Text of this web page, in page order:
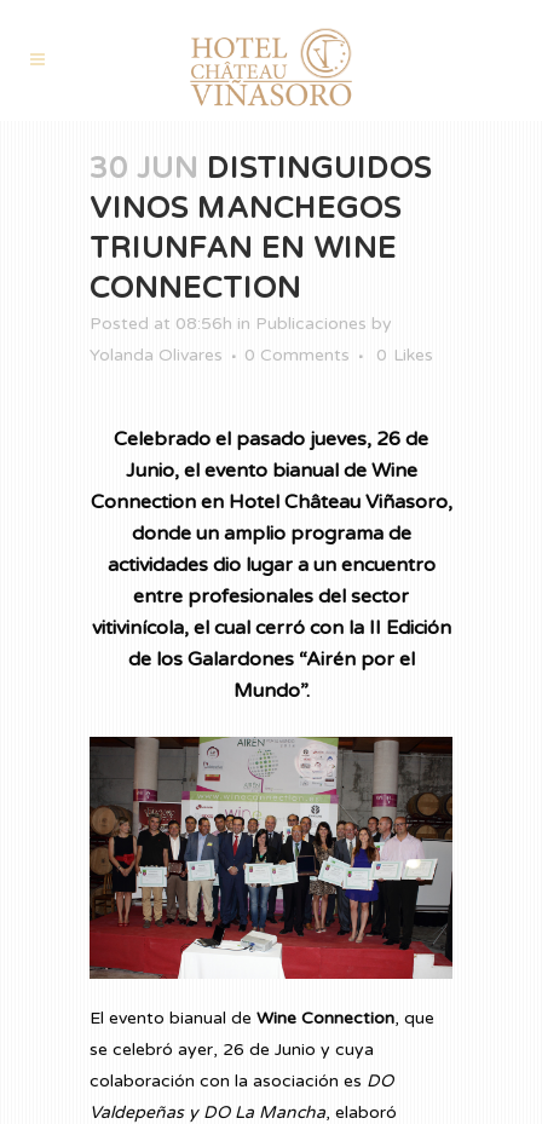
30 JUN DISTINGUIDOS
VINOS MANCHEGOS
TRIUNFAN EN WINE
CONNECTION
Posted at 08:56h in Publicaciones by
Yolanda Olivares
0 Comments 0 Likes
Celebrado el pasado jueves, 26 de
Junio, el evento bianual de Wine
Connection en Hotel Château Viñasoro,
donde un amplio programa de
actividades dio lugar a un encuentro
entre profesionales del sector
vitivinícola, el cual cerró con la II Edición
de los Galardones “Airén por el
Mundo”.
El evento bianual de Wine Connection, que
se celebró ayer, 26 de Junio y cuya
colaboración con la asociación es DO
Valdepeñas y DO La Mancha, elaboró